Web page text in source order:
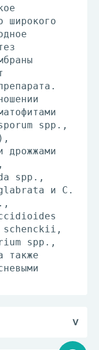
широкого
spp.,
дрожжами
spp.,
и C.
spp.,
также